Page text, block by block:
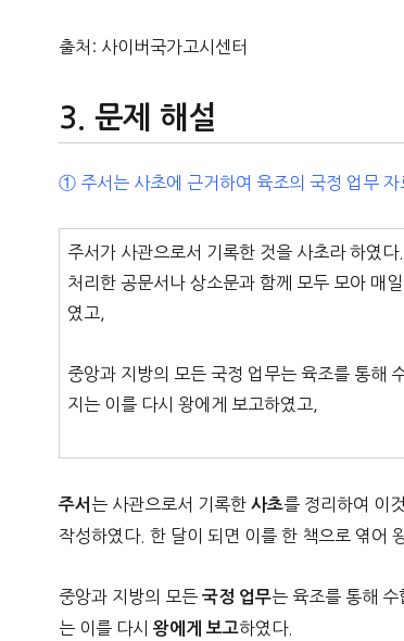
출처: 사이버국가고시센터
문제 해설
① 주서는 사초에 근거하여 육조의 국정 업무
주서가 사관으로서 기록한 것을 사초라 하였
처리한 공문서나 상소문과 함께 모두 모아 매
였고,
중앙과 지방의 모든 국정 업무는 육조를 통해
지는 이를 다시 왕에게 보고하였고,
주서 는 사관으로서 기록한사초를 정리하여 이
작성하였다. 한 달이 되면 이를 한 책으로 엮어
중앙과 지방의 모든국정 업무는 육조를 통해
는 이를 다시왕에게 보고하였다.